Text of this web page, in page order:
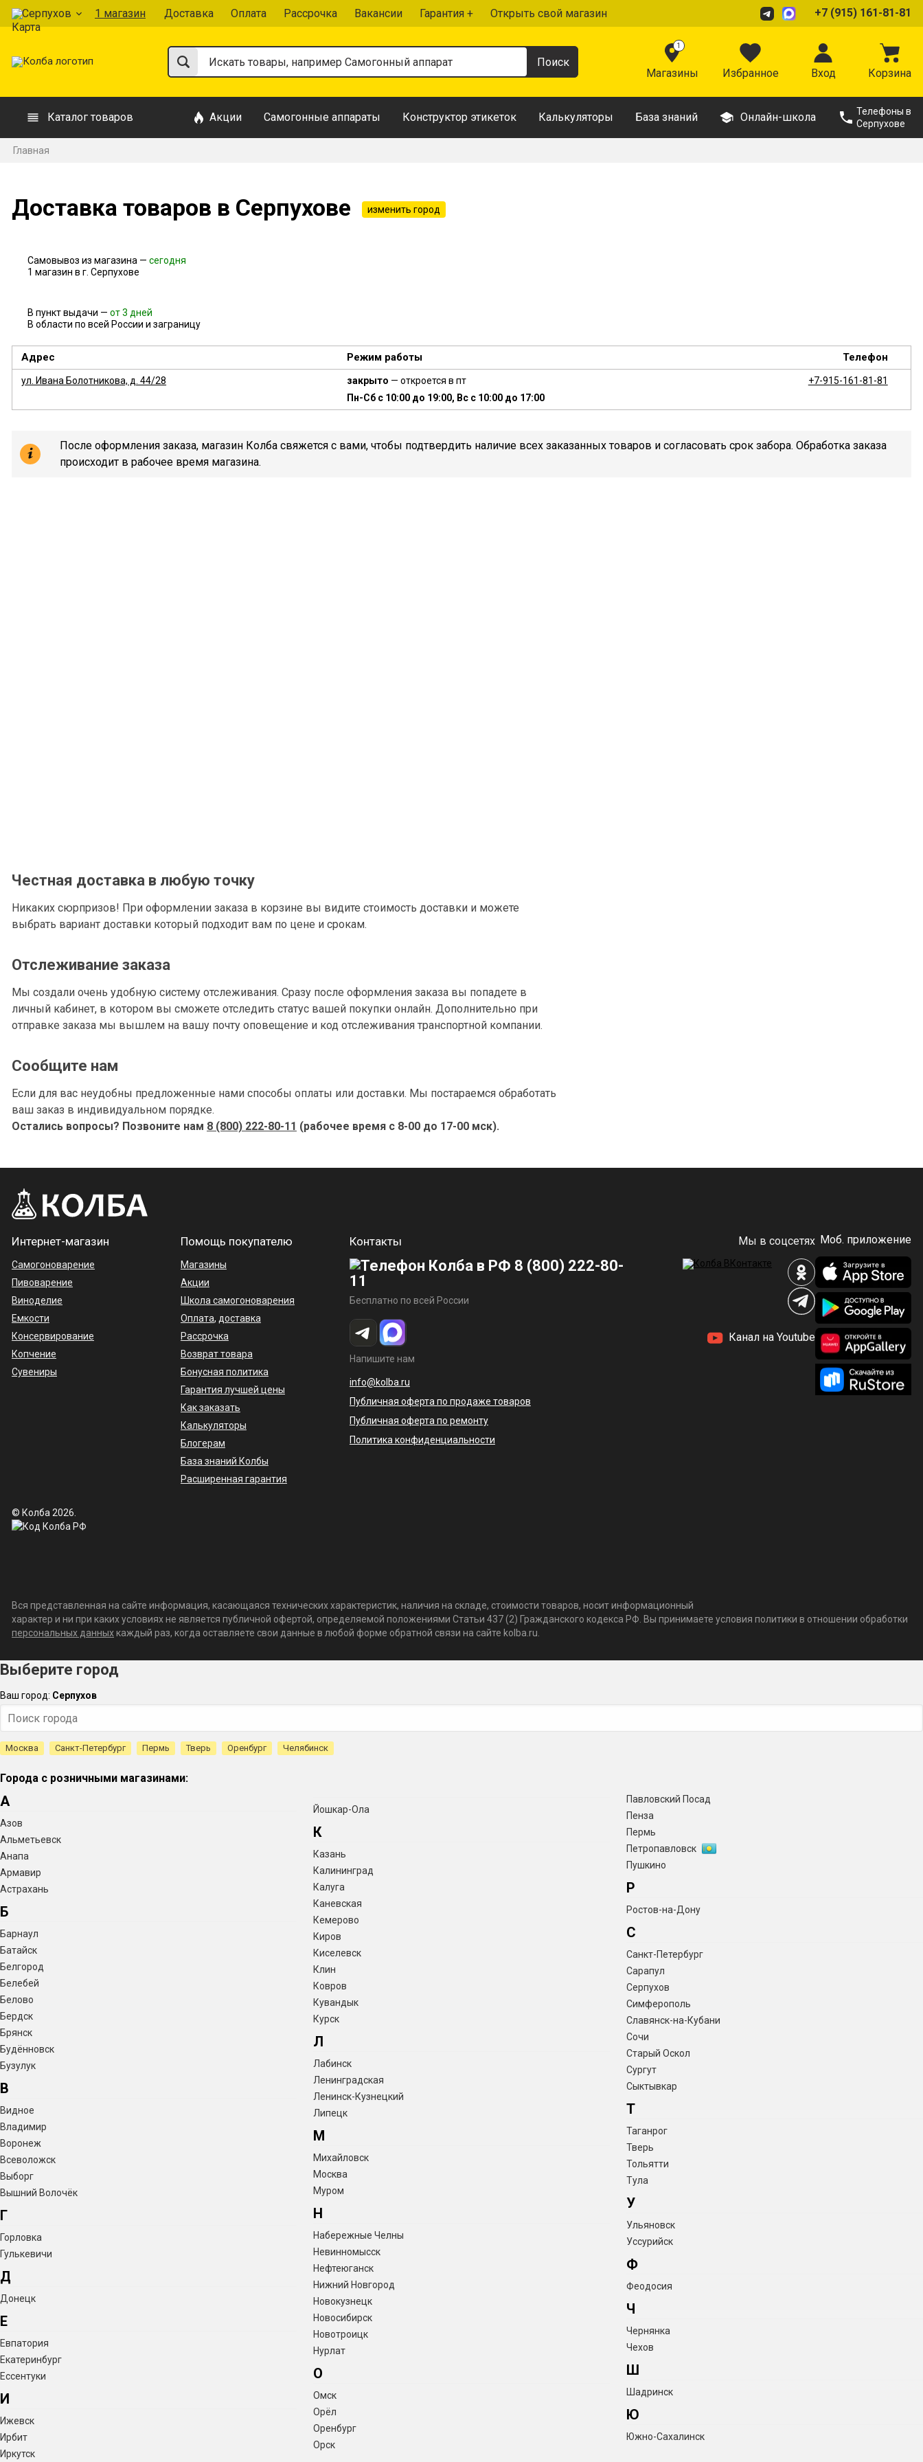
Серпухов 1 магазин Доставка Оплата Рассрочка Вакансии Гарантия + Открыть свой магазин +7 (915) 161-81-81
1
Магазины Избранное Вход Корзина
Каталог товаров Акции Самогонные аппараты Конструктор этикеток Калькуляторы База знаний Онлайн-школа
Телефоны в
Серпухове
Главная
Доставка товаров в Серпухове изменить город
Самовывоз из магазина — сегодня
1 магазин в г. Серпухове
В пункт выдачи — от 3 дней
В области по всей России и заграницу
Адрес Режим работы Телефон
ул. Ивана Болотникова, д. 44/28 закрыто — откроется в пт
Пн-Сб с 10:00 до 19:00, Вс с 10:00 до 17:00
+7-915-161-81-81
После оформления заказа, магазин Колба свяжется с вами, чтобы подтвердить наличие всех заказанных товаров и согласовать срок забора. Обработка заказа
происходит в рабочее время магазина.
Честная доставка в любую точку
Никаких сюрпризов! При оформлении заказа в корзине вы видите стоимость доставки и можете
выбрать вариант доставки который подходит вам по цене и срокам.
Отслеживание заказа
Мы создали очень удобную систему отслеживания. Сразу после оформления заказа вы попадете в
личный кабинет, в котором вы сможете отследить статус вашей покупки онлайн. Дополнительно при
отправке заказа мы вышлем на вашу почту оповещение и код отслеживания транспортной компании.
Сообщите нам
Если для вас неудобны предложенные нами способы оплаты или доставки. Мы постараемся обработать
ваш заказ в индивидуальном порядке.
Остались вопросы? Позвоните нам 8 (800) 222-80-11 (рабочее время с 8-00 до 17-00 мск).
Интернет-магазин
Самогоноварение
Пивоварение
Виноделие
Емкости
Консервирование
Копчение
Сувениры
Помощь покупателю
Магазины
Акции
Школа самогоноварения
Оплата, доставка
Рассрочка
Возврат товара
Бонусная политика
Гарантия лучшей цены
Как заказать
Калькуляторы
Блогерам
База знаний Колбы
Расширенная гарантия
Контакты
8 (800) 222-80-
11
Бесплатно по всей России
Напишите нам
info@kolba.ru
Публичная оферта по продаже товаров
Публичная оферта по ремонту
Политика конфиденциальности
Мы в соцсетях
Канал на Youtube
Моб. приложение
© Колба 2026.
Вся представленная на сайте информация, касающаяся технических характеристик, наличия на складе, стоимости товаров, носит информационный
характер и ни при каких условиях не является публичной офертой, определяемой положениями Статьи 437 (2) Гражданского кодекса РФ. Вы принимаете условия политики в отношении обработки
персональных данныхкаждый раз, когда оставляете свои данные в любой форме обратной связи на сайте kolba.ru.
Выберите город
Ваш город: Серпухов
Москва Санкт-Петербург Пермь Тверь Оренбург Челябинск
Города с розничными магазинами:
А
Азов
Альметьевск
Анапа
Армавир
Астрахань
Б
Барнаул
Батайск
Белгород
Белебей
Белово
Бердск
Брянск
Будённовск
Бузулук
В
Видное
Владимир
Воронеж
Всеволожск
Выборг
Вышний Волочёк
Г
Горловка
Гулькевичи
Д
Донецк
Е
Евпатория
Екатеринбург
Ессентуки
И
Ижевск
Ирбит
Иркутск
Йошкар-Ола
К
Казань
Калининград
Калуга
Каневская
Кемерово
Киров
Киселевск
Клин
Ковров
Кувандык
Курск
Л
Лабинск
Ленинградская
Ленинск-Кузнецкий
Липецк
М
Михайловск
Москва
Муром
Н
Набережные Челны
Невинномысск
Нефтеюганск
Нижний Новгород
Новокузнецк
Новосибирск
Новотроицк
Нурлат
О
Омск
Орёл
Оренбург
Орск
Павловский Посад
Пенза
Пермь
Петропавловск
Пушкино
Р
Ростов-на-Дону
С
Санкт-Петербург
Сарапул
Серпухов
Симферополь
Славянск-на-Кубани
Сочи
Старый Оскол
Сургут
Сыктывкар
Т
Таганрог
Тверь
Тольятти
Тула
У
Ульяновск
Уссурийск
Ф
Феодосия
Ч
Чернянка
Чехов
Ш
Шадринск
Ю
Южно-Сахалинск